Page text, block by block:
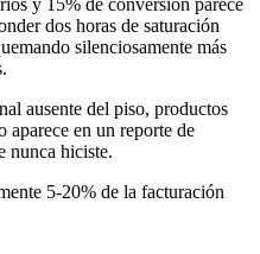
dos horas de saturación
silenciosamente más
ausente del piso, productos
aparece en un reporte de
nunca hiciste.
5-20% de la facturación